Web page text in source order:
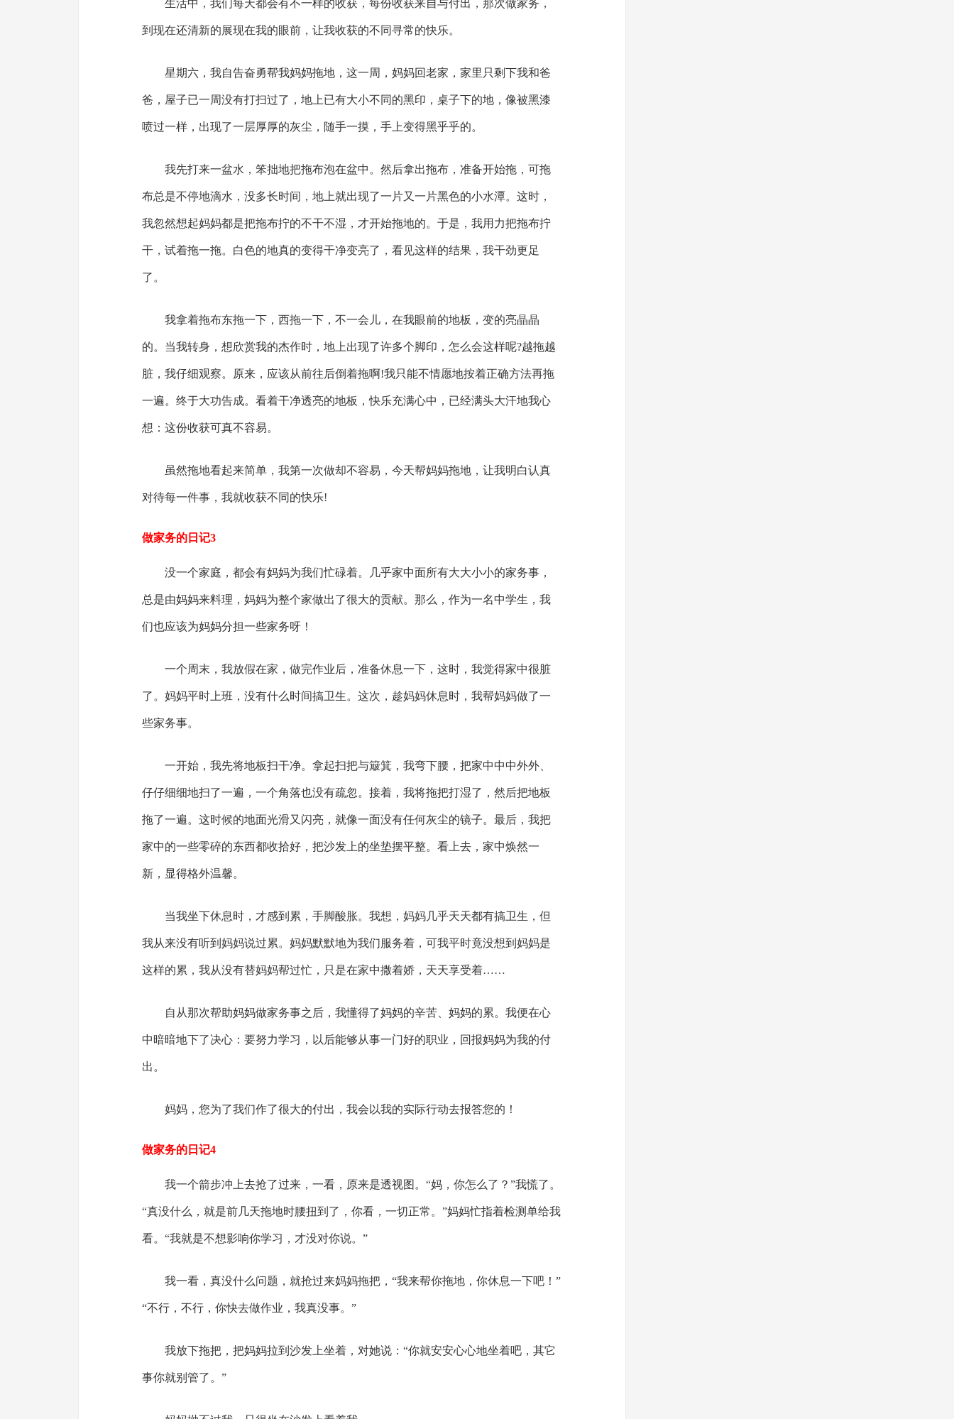
生活中，我们每天都会有不一样的收获，每份收获来自与付出，那次做家务，
到现在还清新的展现在我的眼前，让我收获的不同寻常的快乐。
星期六，我自告奋勇帮我妈妈拖地，这一周，妈妈回老家，家里只剩下我和爸
爸，屋子已一周没有打扫过了，地上已有大小不同的黑印，桌子下的地，像被黑漆
喷过一样，出现了一层厚厚的灰尘，随手一摸，手上变得黑乎乎的。
我先打来一盆水，笨拙地把拖布泡在盆中。然后拿出拖布，准备开始拖，可拖
布总是不停地滴水，没多长时间，地上就出现了一片又一片黑色的小水潭。这时，
我忽然想起妈妈都是把拖布拧的不干不湿，才开始拖地的。于是，我用力把拖布拧
干，试着拖一拖。白色的地真的变得干净变亮了，看见这样的结果，我干劲更足
了。
我拿着拖布东拖一下，西拖一下，不一会儿，在我眼前的地板，变的亮晶晶
的。当我转身，想欣赏我的杰作时，地上出现了许多个脚印，怎么会这样呢?越拖越
脏，我仔细观察。原来，应该从前往后倒着拖啊!我只能不情愿地按着正确方法再拖
一遍。终于大功告成。看着干净透亮的地板，快乐充满心中，已经满头大汗地我心
想：这份收获可真不容易。
虽然拖地看起来简单，我第一次做却不容易，今天帮妈妈拖地，让我明白认真
对待每一件事，我就收获不同的快乐!
做家务的日记3
没一个家庭，都会有妈妈为我们忙碌着。几乎家中面所有大大小小的家务事，
总是由妈妈来料理，妈妈为整个家做出了很大的贡献。那么，作为一名中学生，我
们也应该为妈妈分担一些家务呀！
一个周末，我放假在家，做完作业后，准备休息一下，这时，我觉得家中很脏
了。妈妈平时上班，没有什么时间搞卫生。这次，趁妈妈休息时，我帮妈妈做了一
些家务事。
一开始，我先将地板扫干净。拿起扫把与簸箕，我弯下腰，把家中中中外外、
仔仔细细地扫了一遍，一个角落也没有疏忽。接着，我将拖把打湿了，然后把地板
拖了一遍。这时候的地面光滑又闪亮，就像一面没有任何灰尘的镜子。最后，我把
家中的一些零碎的东西都收拾好，把沙发上的坐垫摆平整。看上去，家中焕然一
新，显得格外温馨。
当我坐下休息时，才感到累，手脚酸胀。我想，妈妈几乎天天都有搞卫生，但
我从来没有听到妈妈说过累。妈妈默默地为我们服务着，可我平时竟没想到妈妈是
这样的累，我从没有替妈妈帮过忙，只是在家中撒着娇，天天享受着……
自从那次帮助妈妈做家务事之后，我懂得了妈妈的辛苦、妈妈的累。我便在心
中暗暗地下了决心：要努力学习，以后能够从事一门好的职业，回报妈妈为我的付
出。
妈妈，您为了我们作了很大的付出，我会以我的实际行动去报答您的！
做家务的日记4
我一个箭步冲上去抢了过来，一看，原来是透视图。“妈，你怎么了？”我慌了。
“真没什么，就是前几天拖地时腰扭到了，你看，一切正常。”妈妈忙指着检测单给我
看。“我就是不想影响你学习，才没对你说。”
我一看，真没什么问题，就抢过来妈妈拖把，“我来帮你拖地，你休息一下吧！”
“不行，不行，你快去做作业，我真没事。”
我放下拖把，把妈妈拉到沙发上坐着，对她说：“你就安安心心地坐着吧，其它
事你就别管了。”